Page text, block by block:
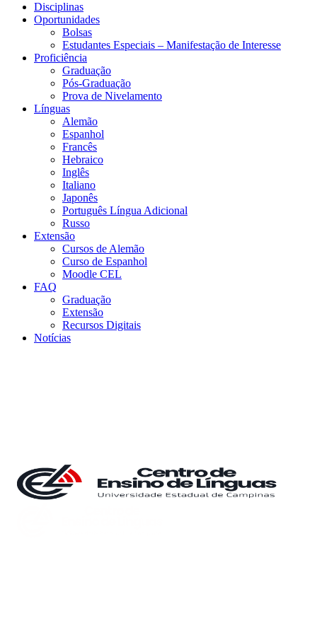
Disciplinas
Oportunidades
Bolsas
Estudantes Especiais – Manifestação de Interesse
Proficiência
Graduação
Pós-Graduação
Prova de Nivelamento
Línguas
Alemão
Espanhol
Francês
Hebraico
Inglês
Italiano
Japonês
Português Língua Adicional
Russo
Extensão
Cursos de Alemão
Curso de Espanhol
Moodle CEL
FAQ
Graduação
Extensão
Recursos Digitais
Notícias